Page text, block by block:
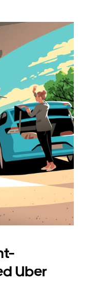
Uber